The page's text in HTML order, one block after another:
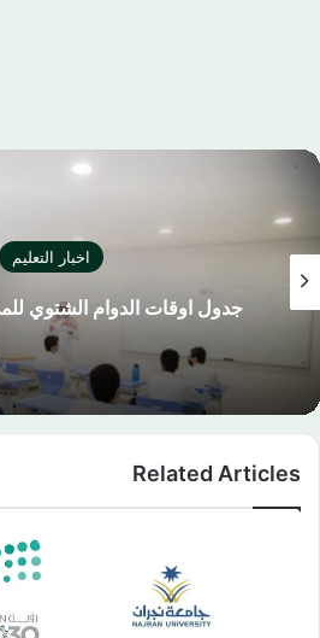
اخبار التعليم
كليشة اختبار نهائي بالشعار
السعودية
Related Articles